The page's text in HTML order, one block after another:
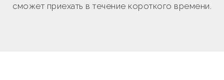
сможет приехать в течение короткого времени.